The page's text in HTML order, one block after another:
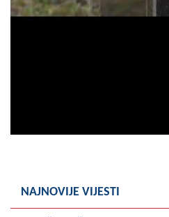
NAJNOVIJE VIJESTI